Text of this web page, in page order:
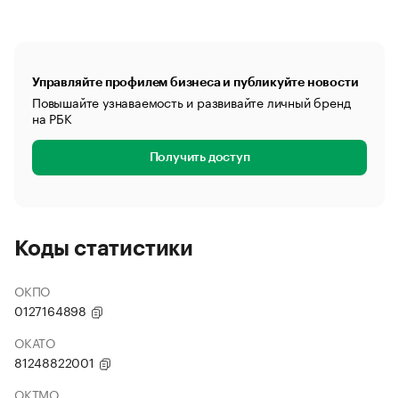
Управляйте профилем бизнеса и публикуйте новости
Повышайте узнаваемость и развивайте личный бренд
на РБК
Получить доступ
Коды статистики
ОКПО
0127164898
ОКАТО
81248822001
ОКТМО